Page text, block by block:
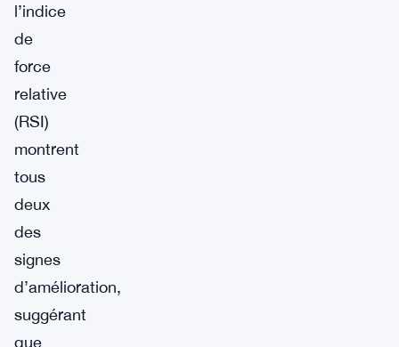
l’indice
de
force
relative
(RSI)
montrent
tous
deux
des
signes
d’amélioration,
suggérant
que